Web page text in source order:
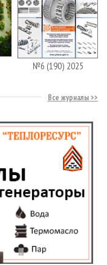
№6 (190) 2025
Все журналы